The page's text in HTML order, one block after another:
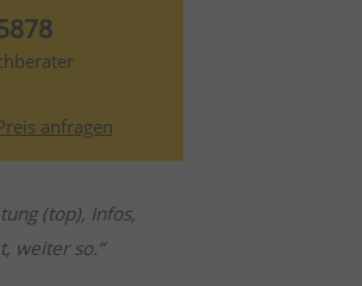
anfragen
(top), Infos,
weiter so.